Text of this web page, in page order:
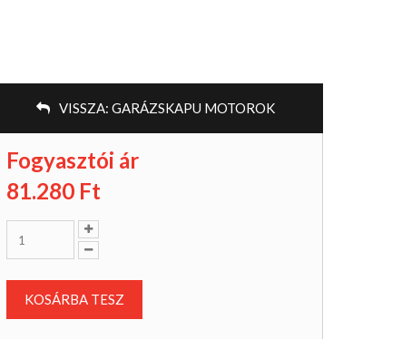
VISSZA: GARÁZSKAPU MOTOROK
Fogyasztói ár
81.280 Ft
KOSÁRBA TESZ